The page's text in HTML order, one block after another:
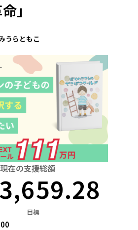
四国
九州・沖縄
岩手 宮城
埼玉
福井 山梨 長野
兵庫
広島 山口
」
うらともこ
現在の支援総額
目標